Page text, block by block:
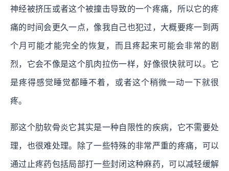
神经被挤压或者这个被撞击导致的一个疼痛，所以它的疼
痛的时间会更久一点，像我自己也犯过，大概要疼一到两
个月可能才能完全的恢复，而且疼起来可能会非常的剧
烈，它会不像是这个肌肉拉伤一样，好像很快就可以。它
是疼得感觉睡觉都睡不着，或者这个稍微一动一下就很
疼。
那这个肋软骨炎它其实是一种自限性的疾病，它不需要处
理，也很难处理。除了一些特殊的非常严重的疼痛，可以
通过止疼药包括局部打一些封闭这种麻药，可以减轻缓解